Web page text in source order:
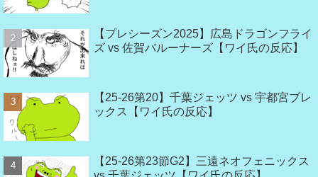
【プレシーズン2025】広島ドラゴンフライ
ズ vs 佐賀バルーナーズ【ワイ氏の反応】
【25-26第20】千葉ジェッツ vs 宇都宮ブレ
ックス【ワイ氏の反応】
【25-26第23節G2】三遠ネオフェニックス